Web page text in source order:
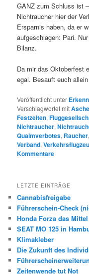
GANZ zum Schluss ist
Nichtraucher hier der
Ersparnis haben, da er
aufgeschlagen: Pari.
Bilanz.
Da mir das Oktoberfest
egal. Besauft euch
Veröffentlicht unter
Verschlagwortet mit
Festzelten,
Nichtraucher,
Qualmverbotes, Raucher,
Verband,
Kommentare
LETZTE EINTRÄGE
Cannabisfreigabe
Führerschein-Check
Honda Forza das
SEAT MO 125 in
Klimakleber
Die Zukunft des
Zeitenwende tut Not